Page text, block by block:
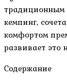
традиционным
кемпинг,
комфортом
развивает это
Содержание